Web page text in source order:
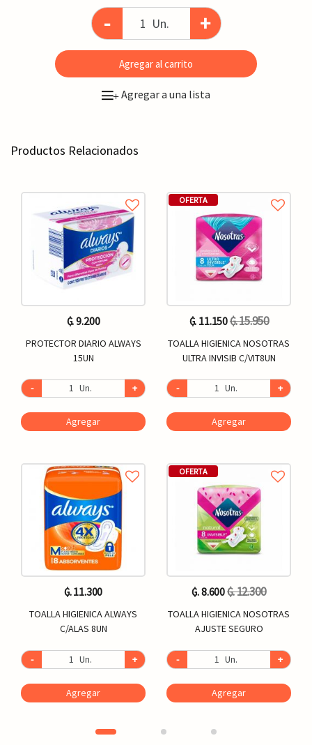
- Un. +
Agregar al carrito
+Agregar a una lista
Productos Relacionados
₲. 9.200
PROTECTOR DIARIO ALWAYS
15UN
- Un. +
Agregar
₲. 11.300
TOALLA HIGIENICA ALWAYS
C/ALAS 8UN
- Un. +
Agregar
OFERTA
₲. 11.150₲. 15.950
TOALLA HIGIENICA NOSOTRAS
ULTRA INVISIB C/VIT8UN
- Un. +
Agregar
OFERTA
₲. 8.600₲. 12.300
TOALLA HIGIENICA NOSOTRAS
AJUSTE SEGURO
- Un. +
Agregar